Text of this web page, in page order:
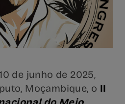
de junho de 2025,
Moçambique, o II